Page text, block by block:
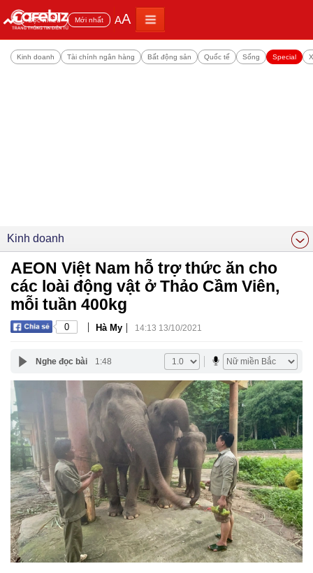
Đọc nhiều Mới nhất AA
Kinh doanh Tài chính ngân hàng Bất động sản Quốc tế Sống Special
Kinh doanh
AEON Việt Nam hỗ trợ thức ăn cho
các loài động vật ở Thảo Cầm Viên,
mỗi tuần 400kg
0 | Hà My | 14:13 13/10/2021
Nghe đọc bài 1:48